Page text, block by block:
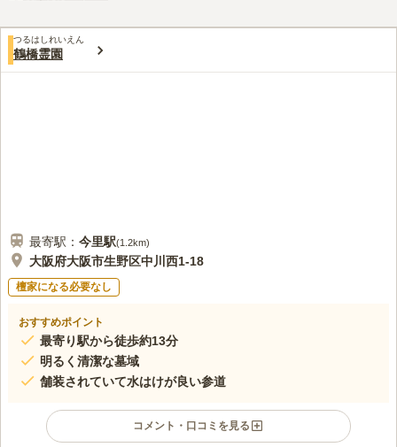
めた複数の駅から徒歩圏内にあり、「巽中学校前」からも近いの
50代女性
お墓参りの途中に、霊園から5分位の場所の花屋さんで、花を購
入します。ろうそく、線香は自宅から持参していきます。
つるはしれいえん
鶴橋霊園
最寄駅： 今里駅(1.2km)
大阪府大阪市生野区中川西1-18
檀家になる必要なし
おすすめポイント
最寄り駅から徒歩約13分
明るく清潔な墓域
舗装されていて水はけが良い参道
コメント・口コミを見る